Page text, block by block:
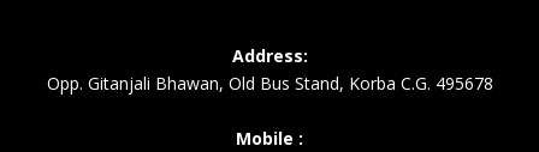
Address:
Opp. Gitanjali Bhawan, Old Bus Stand, Korba C.G. 495678
Mobile :